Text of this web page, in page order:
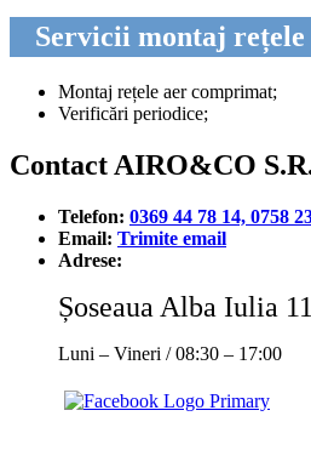
Servicii montaj
Montaj rețele aer comprimat;
Verificări periodice;
Contact AIRO&CO
Telefon: 0369 44 78 14, 0758
Email: Trimite email
Adrese:
Șoseaua Alba Iulia
Luni – Vineri / 08:30 – 17:00